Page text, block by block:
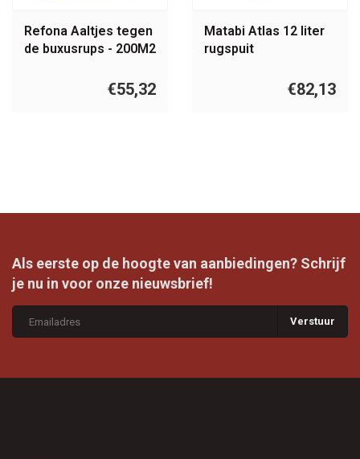
Refona Aaltjes tegen
de buxusrups - 200M2
€55,32
Matabi Atlas 12 liter
rugspuit
€82,13
Als eerste op de hoogte van aanbiedingen? Schrijf
je nu in voor onze nieuwsbrief!
Verstuur